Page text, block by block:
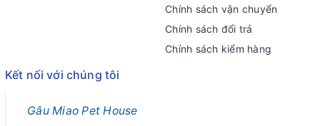
Chính sách vận chuyển
Chính sách đổi trả
Chính sách kiểm hàng
Kết nối với chúng tôi
Gâu Miao Pet House